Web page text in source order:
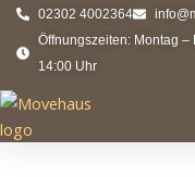
Zum
Inhalt
springen
02302 4002364
Öffnungszeiten: Montag –
14:00 Uhr